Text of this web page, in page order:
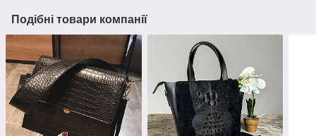
Подібні товари компанії